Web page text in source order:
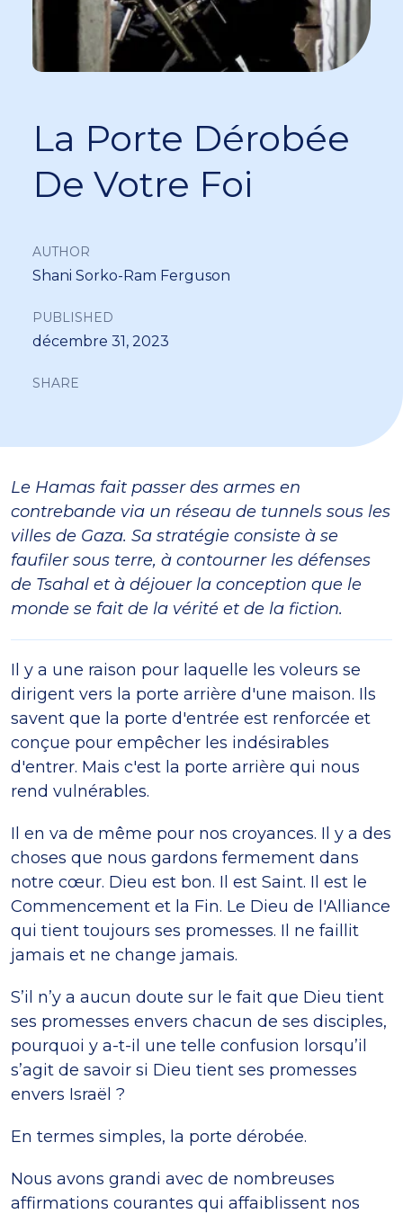
La Porte Dérobée
De Votre Foi
AUTHOR
Shani Sorko-Ram Ferguson
PUBLISHED
décembre 31, 2023
SHARE
Le Hamas fait passer des armes en
contrebande via un réseau de tunnels sous les
villes de Gaza. Sa stratégie consiste à se
faufiler sous terre, à contourner les défenses
de Tsahal et à déjouer la conception que le
monde se fait de la vérité et de la fiction.
Il y a une raison pour laquelle les voleurs se
dirigent vers la porte arrière d'une maison. Ils
savent que la porte d'entrée est renforcée et
conçue pour empêcher les indésirables
d'entrer. Mais c'est la porte arrière qui nous
rend vulnérables.
Il en va de même pour nos croyances. Il y a des
choses que nous gardons fermement dans
notre cœur. Dieu est bon. Il est Saint. Il est le
Commencement et la Fin. Le Dieu de l'Alliance
qui tient toujours ses promesses. Il ne faillit
jamais et ne change jamais.
S’il n’y a aucun doute sur le fait que Dieu tient
ses promesses envers chacun de ses disciples,
pourquoi y a-t-il une telle confusion lorsqu’il
s’agit de savoir si Dieu tient ses promesses
envers Israël ?
En termes simples, la porte dérobée.
Nous avons grandi avec de nombreuses
affirmations courantes qui affaiblissent nos